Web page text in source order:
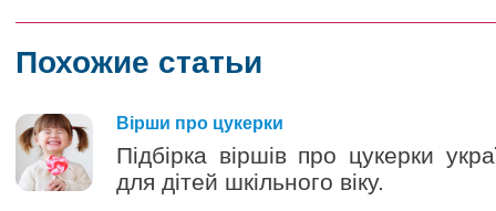
Похожие статьи
Вірши про цукерки
Підбірка віршів про цукерки
для дітей шкільного віку.